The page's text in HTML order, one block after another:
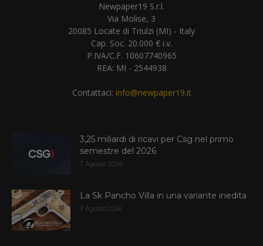
Newpaper19 S.r.l.
Via Molise, 3
20085 Locate di Triulzi (MI) - Italy
Cap. Soc. 20.000 € i.v.
P.IVA/C.F. 10607740965
REA: MI - 2544938
Contattaci: info@newpaper19.it
3,25 miliardi di ricavi per Csg nel primo
semestre del 2026
7 Agosto 2026
La Sk Pancho Villa in una variante inedita
7 Agosto 2026